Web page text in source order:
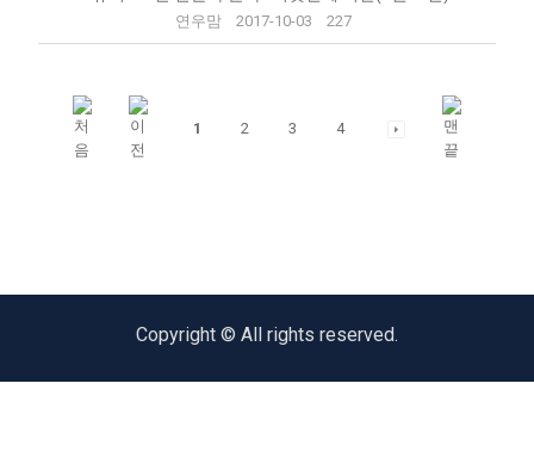
연우맘 2017-10-03 227
1 2 3 4
Copyright © All rights reserved.